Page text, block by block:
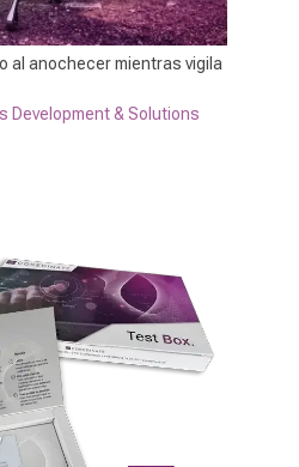
al anochecer mientras vigila
Development & Solutions